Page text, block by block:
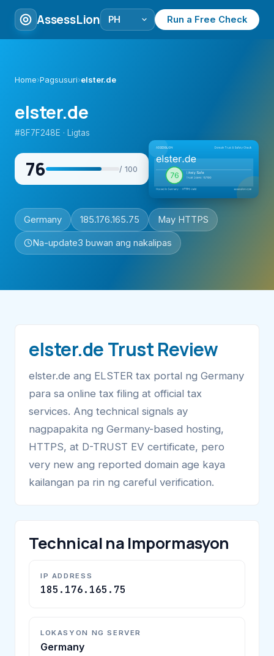
AssessLion Run a Free Check
Home›Pagsusuri›elster.de
elster.de
#8F7F248E · Ligtas
76 / 100
Germany 185.176.165.75 May HTTPS
Na-update3 buwan ang nakalipas
elster.de Trust Review
elster.de ang ELSTER tax portal ng Germany
para sa online tax filing at official tax
services. Ang technical signals ay
nagpapakita ng Germany-based hosting,
HTTPS, at D-TRUST EV certificate, pero
very new ang reported domain age kaya
kailangan pa rin ng careful verification.
Technical na Impormasyon
IP ADDRESS
185.176.165.75
LOKASYON NG SERVER
Germany